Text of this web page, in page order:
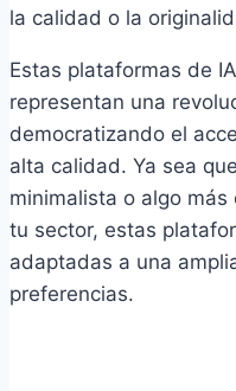
la calidad o la
Estas plataformas de
representan una
democratizando el
alta calidad. Ya sea
minimalista o algo
tu sector, estas
adaptadas a una
preferencias.